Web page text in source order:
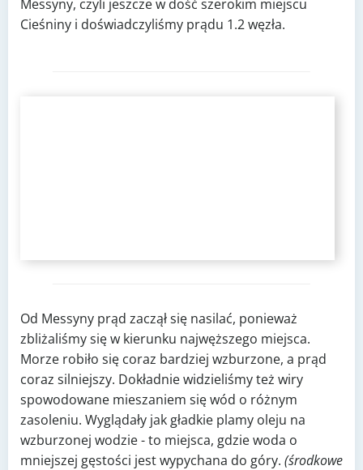
Messyny, czyli jeszcze w dość szerokim miejscu
Cieśniny i doświadczyliśmy prądu 1.2 węzła.
Od Messyny prąd zaczął się nasilać, ponieważ
zbliżaliśmy się w kierunku najwęższego miejsca.
Morze robiło się coraz bardziej wzburzone, a prąd
coraz silniejszy. Dokładnie widzieliśmy też wiry
spowodowane mieszaniem się wód o różnym
zasoleniu. Wyglądały jak gładkie plamy oleju na
wzburzonej wodzie - to miejsca, gdzie woda o
mniejszej gęstości jest wypychana do góry. (środkowe